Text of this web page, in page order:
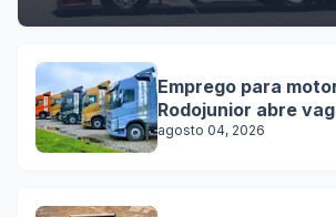
Emprego para
Rodojunior abre
agosto 04, 2026